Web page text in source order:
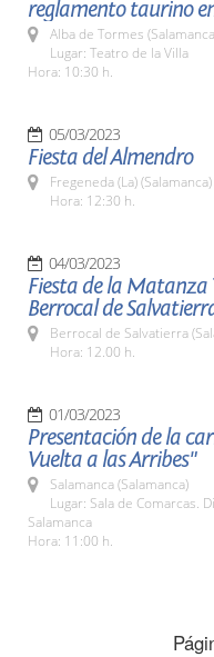
reglamento taurino
Alba de Tormes
Lugar: Teatro de la Villa
Hora: 10:30 h.
05/03/2023
Fiesta del Almendro
Fregeneda (La) (Salamanca)
Hora: 12:30 h.
04/03/2023
Fiesta de la Matanza
Berrocal de
Berrocal de Salvatierra
Hora: 12.00 h.
01/03/2023
Presentación de la
Vuelta a las Arribes"
Salamanca (Salamanca)
Lugar: Sala de Comarcas.
Salamanca
Hora: 11:00 h.